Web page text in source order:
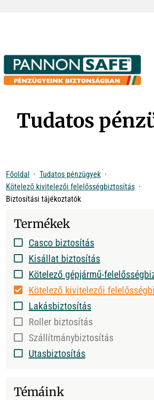
Tudatos
Főoldal
Tudatos pénzügyek
Kötelező kivitelezői felelősségbiztosítás
Biztosítási tájékoztatók
Termékek
Casco biztosítás
Kisállat biztosítás
Kötelező gépjármű-
Kötelező kivitelezői
Lakásbiztosítás
Roller biztosítás
Szállítmánybiztosítás
Utasbiztosítás
Témáink